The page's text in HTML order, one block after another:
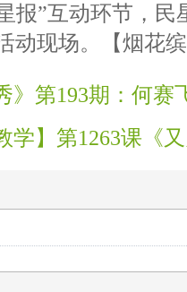
报”互动环节，
动现场。【烟花
》第193期：何赛
学】第1263课《